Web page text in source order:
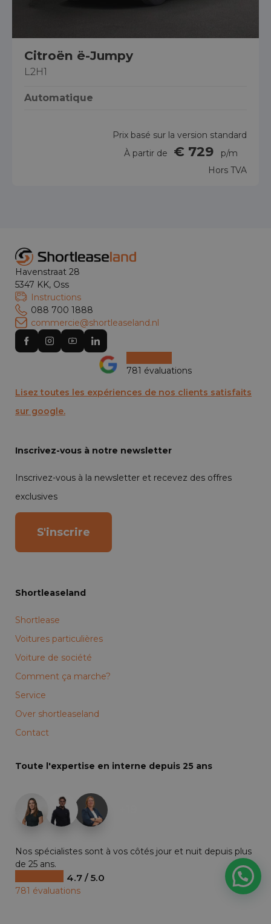
Citroën ë-Jumpy
L2H1
Automatique
Prix basé sur la version standard
À partir de
€ 729
p/m
Hors TVA
Havenstraat 28
5347 KK, Oss
Instructions
088 700 1888
commercie@shortleaseland.nl
781 évaluations
Lisez toutes les expériences de nos clients satisfaits
sur google.
Inscrivez-vous à notre newsletter
Inscrivez-vous à la newsletter et recevez des offres
exclusives
S'inscrire
Shortleaseland
Shortlease
Voitures particulières
Voiture de société
Comment ça marche?
Service
Over shortleaseland
Contact
Toute l'expertise en interne depuis 25 ans
Nos spécialistes sont à vos côtés jour et nuit depuis plus
de 25 ans.
4.7 / 5.0
781 évaluations